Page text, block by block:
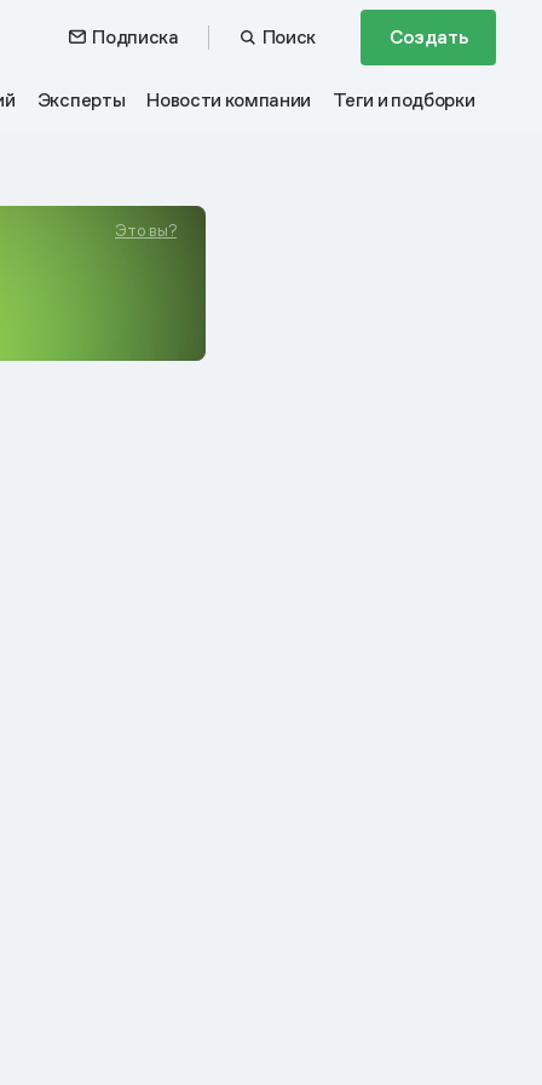
Подписка Поиск Создать
Эксперты Новости компании Теги и подборки
Это вы?